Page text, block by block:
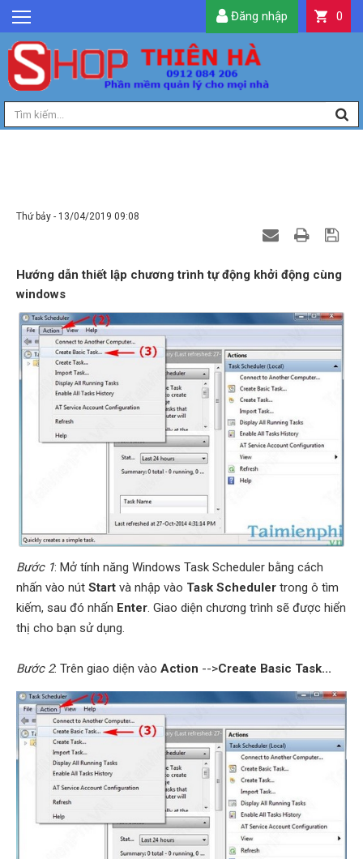
GIỚI THIỆU
TIN TỨC
SẢN PHẨM
DỊCH VỤ
0
Đăng nhập
Thứ bảy - 13/04/2019 09:08
Hướng dẫn thiết lập chương trình tự động khởi động cùng
windows
Bước 1: Mở tính năng Windows Task Scheduler bằng cách
nhấn vào nút Start và nhập vào Task Scheduler trong ô tìm
kiếm, sau đó nhấn Enter. Giao diện chương trình sẽ được hiển
thị cho bạn sử dụng.
Bước 2: Trên giao diện vào Action -->Create Basic Task...